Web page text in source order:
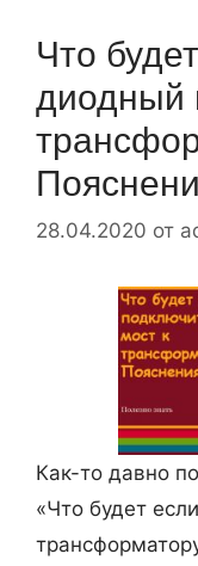
Что
диодный
28.04.2020 от
Как-то давно
«Что будет